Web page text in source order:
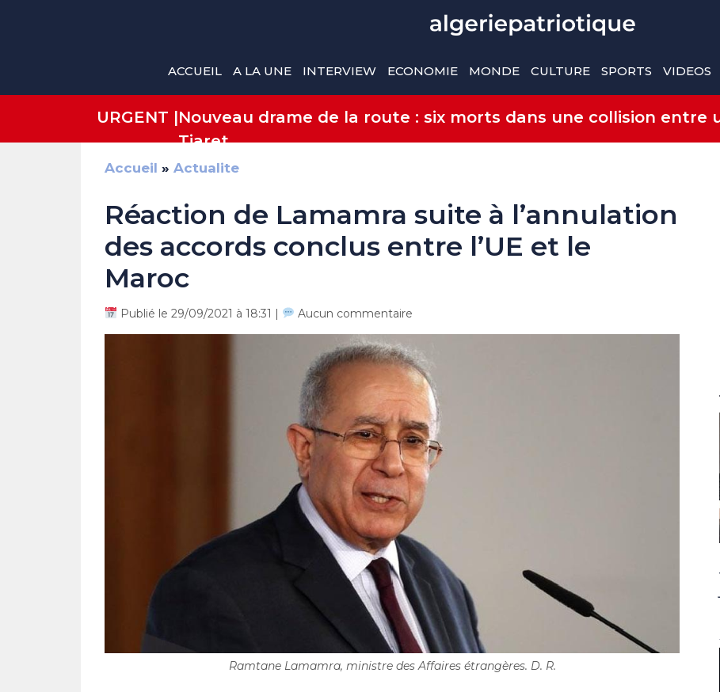
ACCUEIL A LA UNE INTERVIEW ECONOMIE MONDE CULTURE SPORTS VIDEOS
URGENT |Nouveau drame de la route : six morts dans une collision entre
Tiaret
Accueil » Actualite
Réaction de Lamamra suite à l’annulation
des accords conclus entre l’UE et le
Maroc
Publié le 29/09/2021 à 18:31 | Aucun commentaire
Ramtane Lamamra, ministre des Affaires étrangères. D. R.